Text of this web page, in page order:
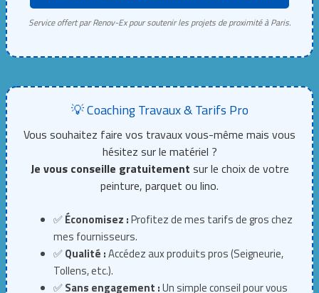
Service offert par Renov-Ex pour soutenir les projets de proximité à Paris.
💡 Coaching Travaux & Tarifs Pro
Vous souhaitez faire vos travaux vous-même mais vous
hésitez sur le matériel ?
Je vous conseille gratuitement sur le choix de votre
peinture, parquet ou lino.
✅Économisez :Profitez de mes tarifs de gros chez
mes fournisseurs.
✅Qualité :Accédez aux produits pros (Seigneurie,
Tollens, etc.).
✅Sans engagement :Un simple conseil pour vous